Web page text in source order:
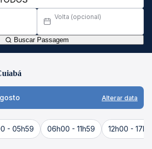
Volta (opcional)
Buscar Passagem
Alterar data
- 05h59 06h00 - 11h59 12h00 -